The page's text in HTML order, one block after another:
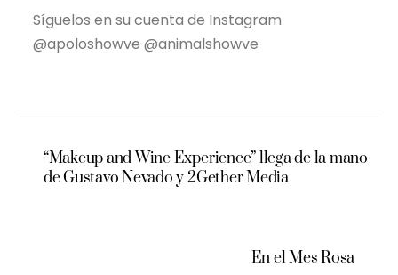
Síguelos en su cuenta de Instagram
@apoloshowve @animalshowve
“Makeup and Wine Experience” llega de la mano
de Gustavo Nevado y 2Gether Media
En el Mes Rosa